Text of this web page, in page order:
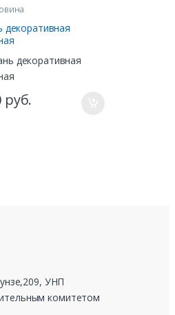
декоративная
руб.
УНП
комитетом